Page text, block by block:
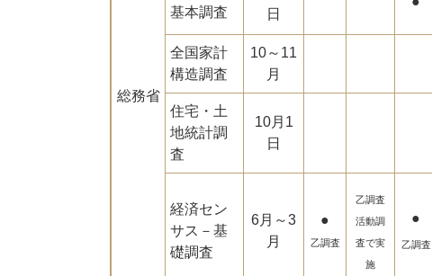
総務省
基本調査
日
全国家計
構造調査
10～11
月
住宅・土
地統計調
査
10月1
日
経済セン
サス－基
礎調査
6月～3
月
●
乙調査
乙調査
活動調
査で実
施
​●
乙調査​